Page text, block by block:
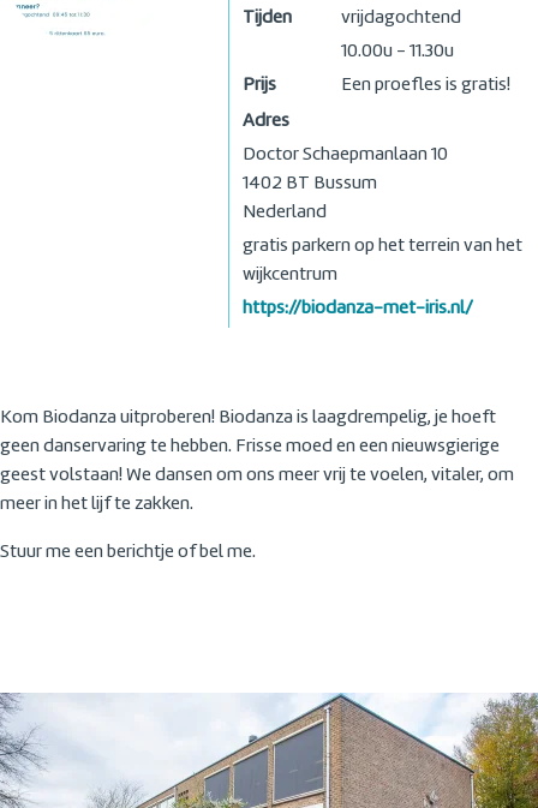
Tijden
vrijdagochtend
10.00u - 11.30u
Prijs
Een proefles is gratis!
Adres
Doctor Schaepmanlaan 10
1402 BT Bussum
Nederland
gratis parkern op het terrein van het
wijkcentrum
https://biodanza-met-iris.nl/
Kom Biodanza uitproberen! Biodanza is laagdrempelig, je hoeft
geen danservaring te hebben. Frisse moed en een nieuwsgierige
geest volstaan! We dansen om ons meer vrij te voelen, vitaler, om
meer in het lijf te zakken.
Stuur me een berichtje of bel me.